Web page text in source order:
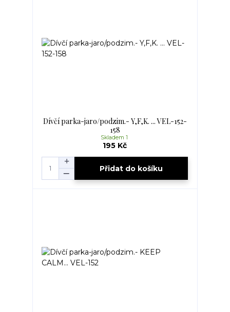
Dívčí parka-jaro/podzim.- Y,F,K. ... VEL-152-
158
195 Kč
Skladem 1
Přidat do košíku